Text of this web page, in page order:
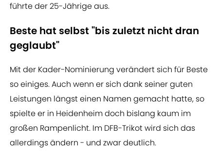
führte der 25-Jährige aus.
Beste hat selbst "bis zuletzt nicht dran
geglaubt"
Mit der Kader-Nominierung verändert sich für Beste
so einiges. Auch wenn er sich dank seiner guten
Leistungen längst einen Namen gemacht hatte, so
spielte er in Heidenheim doch bislang kaum im
großen Rampenlicht. Im DFB-Trikot wird sich das
allerdings ändern - und zwar deutlich.